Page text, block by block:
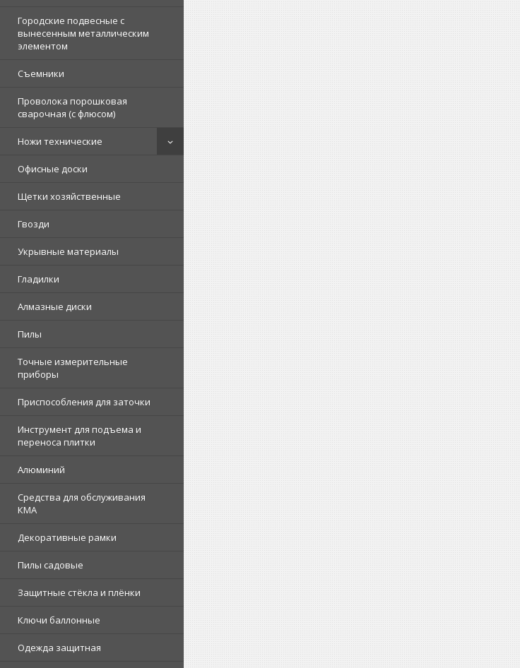
Городские подвесные с
вынесенным металлическим
элементом
Съемники
Проволока порошковая
сварочная (с флюсом)
Ножи технические
Офисные доски
Щетки хозяйственные
Гвозди
Укрывные материалы
Гладилки
Алмазные диски
Пилы
Точные измерительные
приборы
Приспособления для заточки
Инструмент для подъема и
переноса плитки
Алюминий
Средства для обслуживания
КМА
Декоративные рамки
Пилы садовые
Защитные стёкла и плёнки
Ключи баллонные
Одежда защитная